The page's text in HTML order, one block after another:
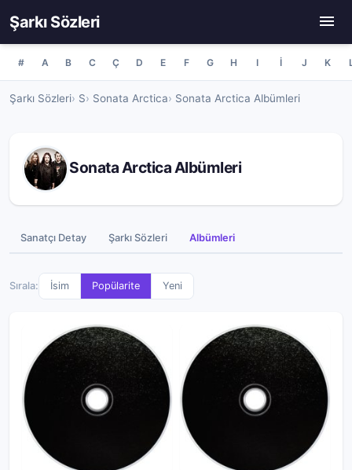
Şarkı Sözleri
# A B C Ç D E F G H I İ J K
Şarkı Sözleri S Sonata Arctica Sonata Arctica Albümleri
Sonata Arctica Albümleri
Sanatçı Detay Şarkı Sözleri Albümleri
Sırala: İsim Popülarite Yeni